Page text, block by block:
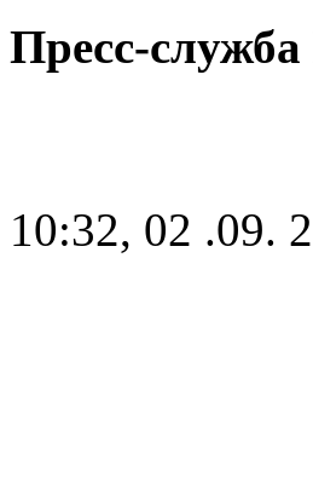
Пресс-
10:32, 02 .09.